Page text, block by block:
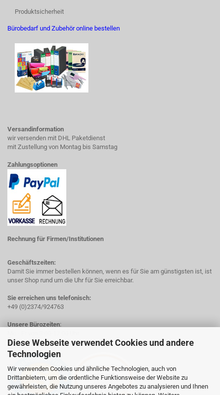
Diese Webseite verwendet Cookies und andere
Technologien
Wir verwenden Cookies und ähnliche Technologien, auch von
Drittanbietern, um die ordentliche Funktionsweise der Website zu
gewährleisten, die Nutzung unseres Angebotes zu analysieren und Ihnen
Produktsicherheit
Bürobedarf und Zubehör online bestellen
Versandinformation
wir versenden mit DHL Paketdienst
mit Zustellung von Montag bis Samstag
Zahlungsoptionen
Rechnung für Firmen/Institutionen
Geschäftszeiten:
Damit Sie immer bestellen können, wenn es für Sie am günstigsten ist, ist
unser Shop rund um die Uhr für Sie erreichbar.
Sie erreichen uns telefonisch:
+49 (0)2374/924763
Unsere Bürozeiten: